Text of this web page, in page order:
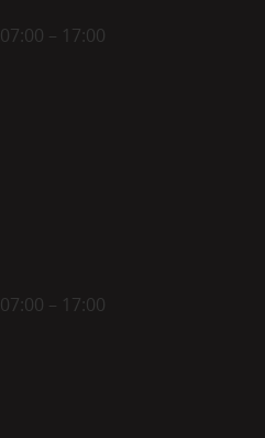
07:00 – 17:00
07:00 – 17:00